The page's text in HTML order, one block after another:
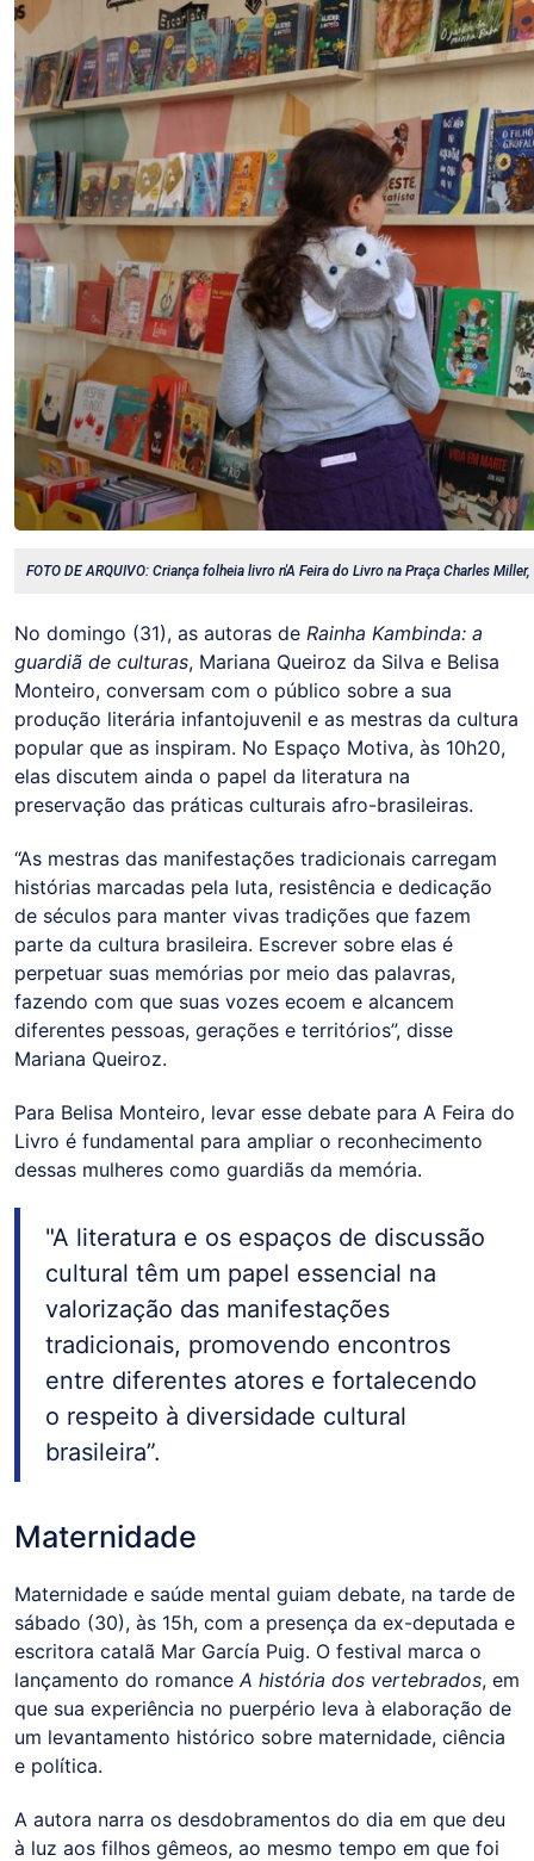
FOTO DE ARQUIVO: Criança folheia livro n'A Feira do Livro na Praça Charles
No domingo (31), as autoras de Rainha Kambinda: a
guardiã de culturas, Mariana Queiroz da Silva e Belisa
Monteiro, conversam com o público sobre a sua
produção literária infantojuvenil e as mestras da cultura
popular que as inspiram. No Espaço Motiva, às 10h20,
elas discutem ainda o papel da literatura na
preservação das práticas culturais afro-brasileiras.
“As mestras das manifestações tradicionais carregam
histórias marcadas pela luta, resistência e dedicação
de séculos para manter vivas tradições que fazem
parte da cultura brasileira. Escrever sobre elas é
perpetuar suas memórias por meio das palavras,
fazendo com que suas vozes ecoem e alcancem
diferentes pessoas, gerações e territórios”, disse
Mariana Queiroz.
Para Belisa Monteiro, levar esse debate para A Feira do
Livro é fundamental para ampliar o reconhecimento
dessas mulheres como guardiãs da memória.
"A literatura e os espaços de discussão
cultural têm um papel essencial na
valorização das manifestações
tradicionais, promovendo encontros
entre diferentes atores e fortalecendo
o respeito à diversidade cultural
brasileira”.
Maternidade
Maternidade e saúde mental guiam debate, na tarde de
sábado (30), às 15h, com a presença da ex-deputada e
escritora catalã Mar García Puig. O festival marca o
lançamento do romance A história dos vertebrados, em
que sua experiência no puerpério leva à elaboração de
um levantamento histórico sobre maternidade, ciência
e política.
A autora narra os desdobramentos do dia em que deu
à luz aos filhos gêmeos, ao mesmo tempo em que foi